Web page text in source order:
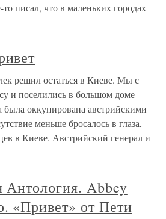
писал, что в маленьких городах
решил остаться в Киеве. Мы с
и поселились в большом доме
оккупирована австрийскими
меньше бросалось в глаза,
в Киеве. Австрийский генерал и
Антология. Abbey
«Привет» от Пети